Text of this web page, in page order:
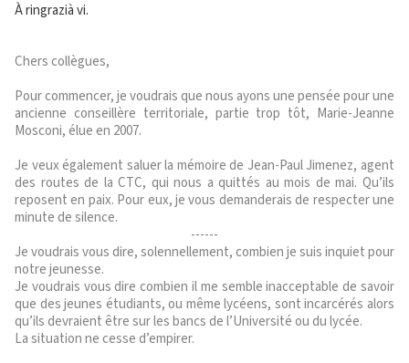
À ringrazià vi.
Chers collègues,
Pour commencer, je voudrais que nous ayons une pensée pour une
ancienne conseillère territoriale, partie trop tôt, Marie-Jeanne
Mosconi, élue en 2007.
Je veux également saluer la mémoire de Jean-Paul Jimenez, agent
des routes de la CTC, qui nous a quittés au mois de mai. Qu’ils
reposent en paix. Pour eux, je vous demanderais de respecter une
minute de silence.
------
Je voudrais vous dire, solennellement, combien je suis inquiet pour
notre jeunesse.
Je voudrais vous dire combien il me semble inacceptable de savoir
que des jeunes étudiants, ou même lycéens, sont incarcérés alors
qu’ils devraient être sur les bancs de l’Université ou du lycée.
La situation ne cesse d’empirer.